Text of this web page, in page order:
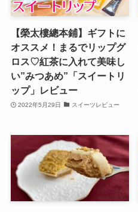
【榮太樓總本鋪】ギフトに
オススメ！まるでリップグ
ロス♡紅茶に入れて美味し
い”みつあめ”「スイートリ
ップ」レビュー
2022年5月29日 スイーツレビュー